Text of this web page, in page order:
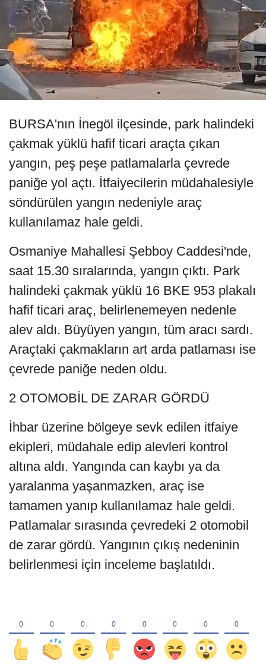
BURSA'nın İnegöl ilçesinde, park halindeki
çakmak yüklü hafif ticari araçta çıkan
yangın, peş peşe patlamalarla çevrede
paniğe yol açtı. İtfaiyecilerin müdahalesiyle
söndürülen yangın nedeniyle araç
kullanılamaz hale geldi.
Osmaniye Mahallesi Şebboy Caddesi'nde,
saat 15.30 sıralarında, yangın çıktı. Park
halindeki çakmak yüklü 16 BKE 953 plakalı
hafif ticari araç, belirlenemeyen nedenle
alev aldı. Büyüyen yangın, tüm aracı sardı.
Araçtaki çakmakların art arda patlaması ise
çevrede paniğe neden oldu.
2 OTOMOBİL DE ZARAR GÖRDÜ
İhbar üzerine bölgeye sevk edilen itfaiye
ekipleri, müdahale edip alevleri kontrol
altına aldı. Yangında can kaybı ya da
yaralanma yaşanmazken, araç ise
tamamen yanıp kullanılamaz hale geldi.
Patlamalar sırasında çevredeki 2 otomobil
de zarar gördü. Yangının çıkış nedeninin
belirlenmesi için inceleme başlatıldı.